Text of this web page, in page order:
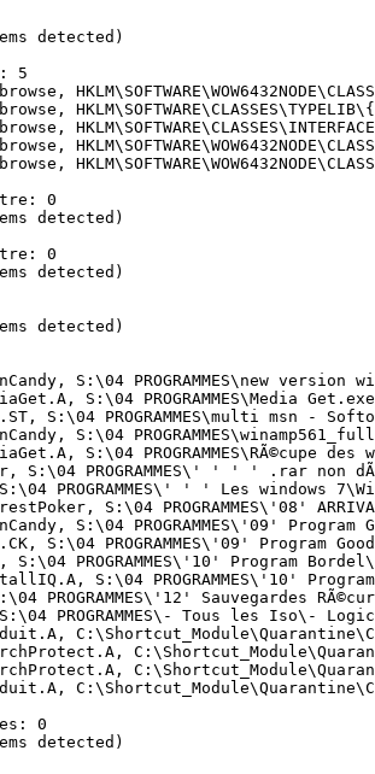
detected)
5
0
detected)
0
detected)
detected)
S:\04 PROGRAMMES\new
S:\04 PROGRAMMES\Media
S:\04 PROGRAMMES\multi msn -
S:\04
S:\04 PROGRAMMES\RÃ©cupe
S:\04 PROGRAMMES\' ' ' ' .rar non
PROGRAMMES\' ' ' Les windows
S:\04 PROGRAMMES\'08'
S:\04 PROGRAMMES\'09'
S:\04 PROGRAMMES\'09' Program
S:\04 PROGRAMMES\'10' Program
S:\04 PROGRAMMES\'10'
S:\04 PROGRAMMES\'12' Sauvegardes
PROGRAMMES\- Tous les Iso\-
0
detected)